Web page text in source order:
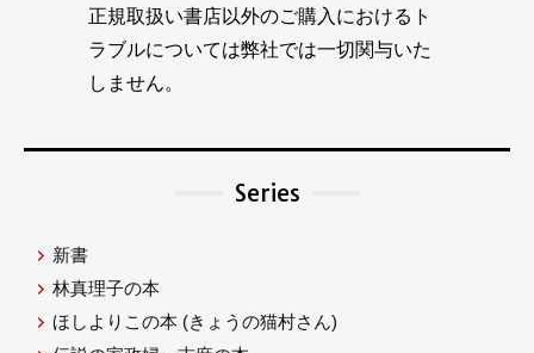
正規取扱い書店以外のご購入におけるト
ラブルについては弊社では一切関与いた
しません。
Series
新書
林真理子の本
ほしよりこの本 (きょうの猫村さん)